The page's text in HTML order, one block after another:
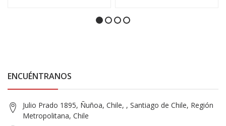
ENCUÉNTRANOS
Julio Prado 1895, Ñuñoa, Chile, , Santiago de Chile, Región
Metropolitana, Chile